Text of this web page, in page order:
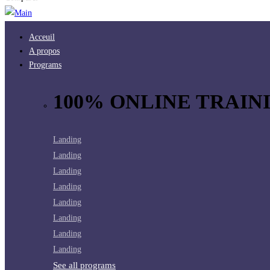
Acceuil
A propos
Programs
100% ONLINE
Landing
Landing
Landing
Landing
Landing
Landing
Landing
Landing
See all programs